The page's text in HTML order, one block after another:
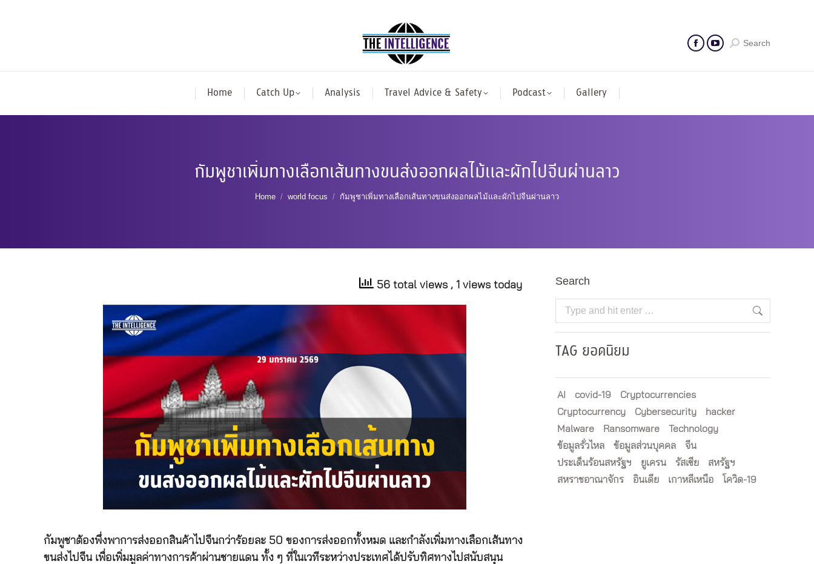
Search
Home Catch Up Analysis Travel Advice & Safety Podcast Gallery
กัมพูชาเพิ่มทางเลือกเส้นทางขนส่งออกผลไม้และผักไปจีนผ่านลาว
You are here:
Home world focus กัมพูชาเพิ่มทางเลือกเส้นทางขนส่งออกผลไม้และผักไปจีนผ่านลาว
56 total views , 1 views today
กัมพูชาต้องพึ่งพาการส่งออกสินค้าไปจีนกว่าร้อยละ 50 ของการส่งออกทั้งหมด และกำลังเพิ่มทางเลือกเส้นทาง
ขนส่งไปจีน เพื่อเพิ่มมูลค่าทางการค้าผ่านชายแดน ทั้ง ๆ ที่ในเวทีระหว่างประเทศได้ปรับทิศทางไปสนับสนุน
Search
Search:
TAG ยอดนิยม
AI covid-19
Cryptocurrencies
Cryptocurrency
Cybersecurity
hacker
Malware
Ransomware
Technology
ข้อมูลรั่วไหล
ข้อมูลส่วนบุคคล
จีน
ประเด็นร้อนสหรัฐฯ
ยูเครน รัสเซีย
สหรัฐฯ
สหราชอาณาจักร
อินเดีย เกาหลีเหนือ โควิด-19